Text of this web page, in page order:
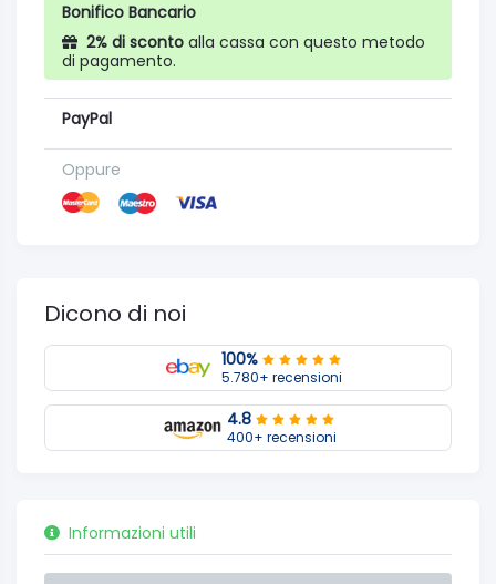
Bonifico Bancario
2% di sconto alla cassa con questo metodo
di pagamento.
PayPal
Oppure
Dicono di noi
100%
5.780+ recensioni
4.8
400+ recensioni
Informazioni utili